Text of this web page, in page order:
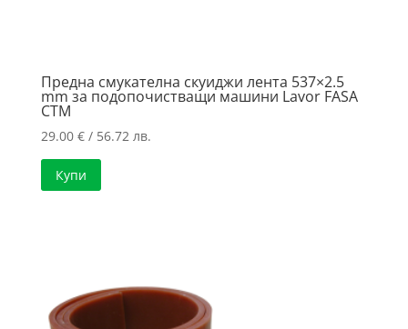
Предна смукателна скуиджи лента 537×2.5
mm за подопочистващи машини Lavor FASA
CTM
29.00 €/ 56.72 лв.
Купи